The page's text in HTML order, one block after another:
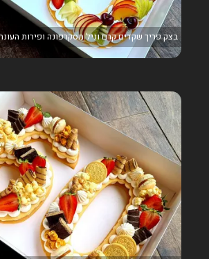
בצק פריך שקדים קרם וניל מסקרפונה ופירות